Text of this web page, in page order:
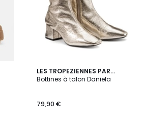
LES TROPEZIENNES PAR
M.BELARBI
Bottines à talon Daniela
79,90 €
4,2
/ 5